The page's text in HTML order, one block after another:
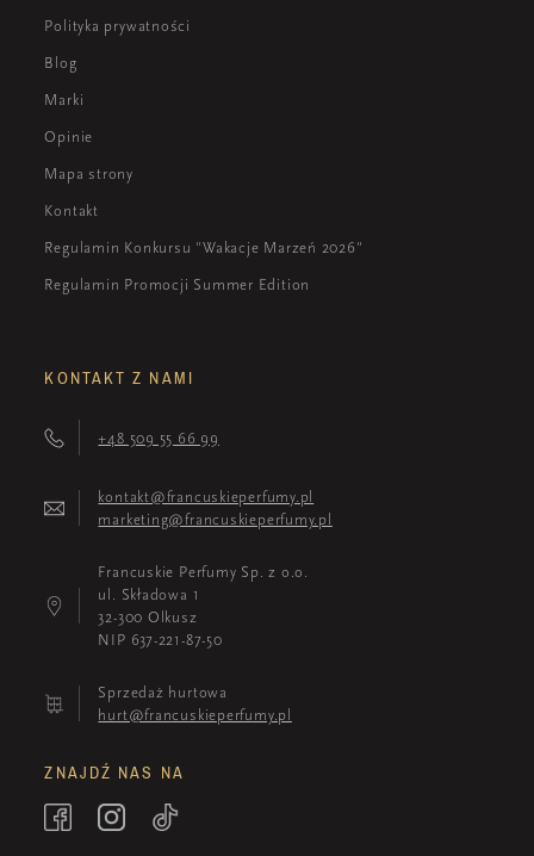
Polityka prywatności
Blog
Marki
Opinie
Mapa strony
Kontakt
Regulamin Konkursu "Wakacje Marzeń 2026"
Regulamin Promocji Summer Edition
KONTAKT Z NAMI
+48 509 55 66 99
kontakt@francuskieperfumy.pl
marketing@francuskieperfumy.pl
Francuskie Perfumy Sp. z o.o.
ul. Składowa 1
32-300 Olkusz
NIP 637-221-87-50
Sprzedaż hurtowa
hurt@francuskieperfumy.pl
ZNAJDŹ NAS NA